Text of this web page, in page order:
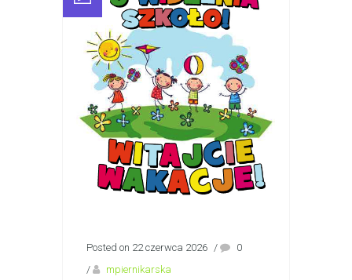
Posted on 22 czerwca 2026 /
0
/
mpiernikarska